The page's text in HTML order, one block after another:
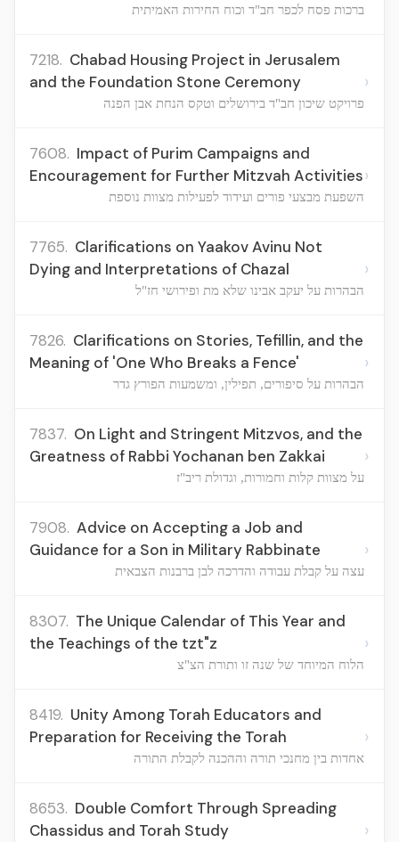
ברכות פסח לכפר חב"ד וכוח החירות האמיתית
7218. Chabad Housing Project in Jerusalem
and the Foundation Stone Ceremony
פרויקט שיכון חב"ד בירושלים וטקס הנחת אבן הפנה
›
7608. Impact of Purim Campaigns and
Encouragement for Further Mitzvah Activities
השפעת מבצעי פורים ועידוד לפעילות מצוות נוספת
›
7765. Clarifications on Yaakov Avinu Not
Dying and Interpretations of Chazal
הבהרות על יעקב אבינו שלא מת ופירושי חז"ל
›
7826. Clarifications on Stories, Tefillin, and the
Meaning of 'One Who Breaks a Fence'
הבהרות על סיפורים, תפילין, ומשמעות הפורץ גדר
›
7837. On Light and Stringent Mitzvos, and the
Greatness of Rabbi Yochanan ben Zakkai
על מצוות קלות וחמורות, וגדולת ריב"ז
›
7908. Advice on Accepting a Job and
Guidance for a Son in Military Rabbinate
עצה על קבלת עבודה והדרכה לבן ברבנות הצבאית
›
8307. The Unique Calendar of This Year and
the Teachings of the tzt"z
הלוח המיוחד של שנה זו ותורת הצ"צ
›
8419. Unity Among Torah Educators and
Preparation for Receiving the Torah
אחדות בין מחנכי תורה וההכנה לקבלת התורה
›
8653. Double Comfort Through Spreading
Chassidus and Torah Study
›